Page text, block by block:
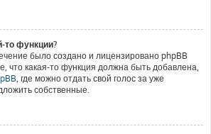
то функции?
было создано и лицензировано phpBB
что какая-то функция должна быть добавлена,
, где можно отдать свой голос за уже
собственные.